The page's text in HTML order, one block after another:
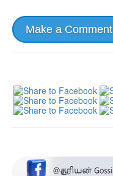
Make a Comment